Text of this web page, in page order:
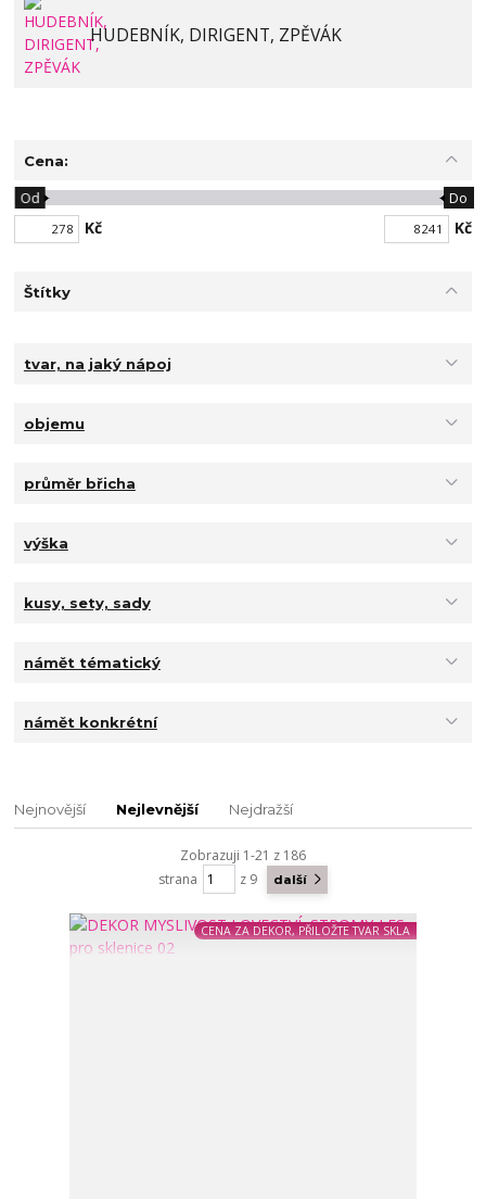
HUDEBNÍK, DIRIGENT, ZPĚVÁK
Cena:
Kč
Od Do
Kč
Štítky
tvar, na jaký nápoj
objemu
průměr břicha
výška
kusy, sety, sady
námět tématický
námět konkrétní
Nejnovější Nejlevnější Nejdražší
Zobrazuji 1-21 z 186
strana
z 9 další
CENA ZA DEKOR, PŘILOŽTE TVAR SKLA